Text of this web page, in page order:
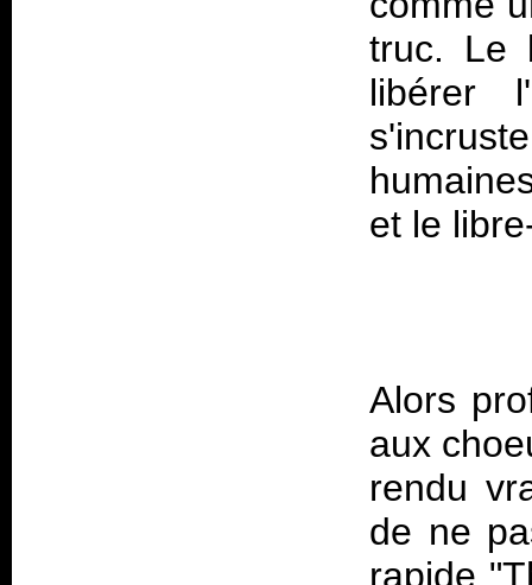
truc. Le
libérer
Alors
aux
rendu
de ne
rapide